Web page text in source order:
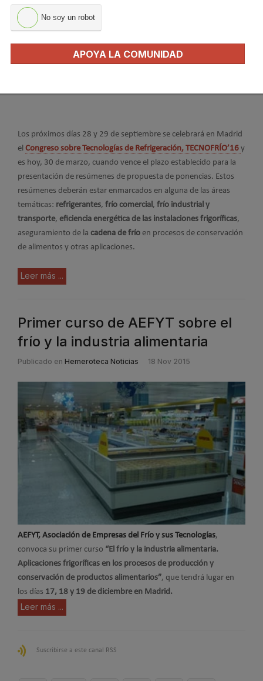
Los próximos días 28 y 29 de septiembre se celebrará en Madrid
el Congreso sobre Tecnologías de Refrigeración, TECNOFRÍO’16 y
es hoy, 30 de marzo, cuando vence el plazo establecido para la
presentación de resúmenes de propuesta de ponencias. Estos
resúmenes deberán estar enmarcados en alguna de las áreas
temáticas: refrigerantes, frío comercial, frío industrial y
transporte, eficiencia energética de las instalaciones frigoríficas,
aseguramiento de la cadena de frío en procesos de conservación
de alimentos y otras aplicaciones.
Leer más ...
Primer curso de AEFYT sobre el
frío y la industria alimentaria
Publicado en Hemeroteca Noticias 18 Nov 2015
AEFYT, Asociación de Empresas del Frío y sus Tecnologías,
convoca su primer curso “El frío y la industria alimentaria.
Aplicaciones frigoríficas en los procesos de producción y
conservación de productos alimentarios”, que tendrá lugar en
los días 17, 18 y 19 de diciembre en Madrid.
Leer más ...
Suscribirse a este canal RSS
No soy un robot
APOYA LA COMUNIDAD